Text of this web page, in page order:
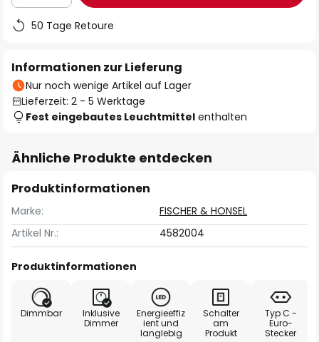
50 Tage Retoure
Informationen zur Lieferung
Nur noch wenige Artikel auf Lager
Lieferzeit: 2 - 5 Werktage
Fest eingebautes Leuchtmittel enthalten
Ähnliche Produkte entdecken
Produktinformationen
Marke:
FISCHER & HONSEL
Artikel Nr.:
4582004
Produktinformationen
Dimmbar
Inklusive
Dimmer
Energieeffiz
ient und
langlebig
Schalter
am
Produkt
Typ C -
Euro-
Stecker